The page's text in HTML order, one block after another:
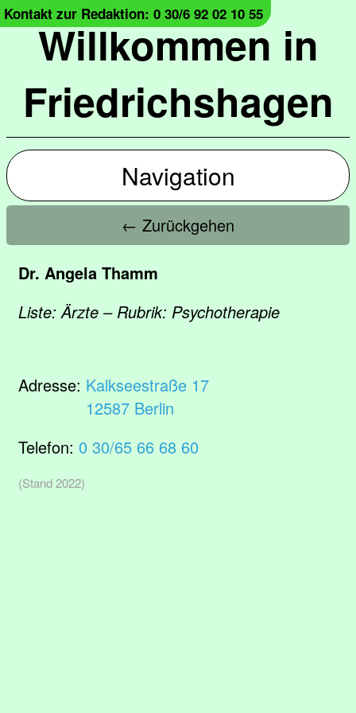
Willkommen in
Friedrichshagen
Kontakt zur Redaktion: 0 30/6 92 02 10 55
Navigation
← Zurückgehen
Dr. Angela Thamm
Liste: Ärzte – Rubrik: Psychotherapie
Adresse: Kalkseestraße 17
12587 Berlin
Telefon: 0 30/65 66 68 60
(Stand 2022)